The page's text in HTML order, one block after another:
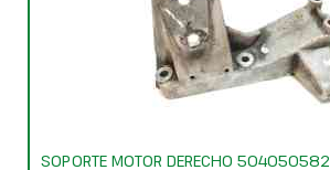
SOPORTE MOTOR DERECHO 504050582